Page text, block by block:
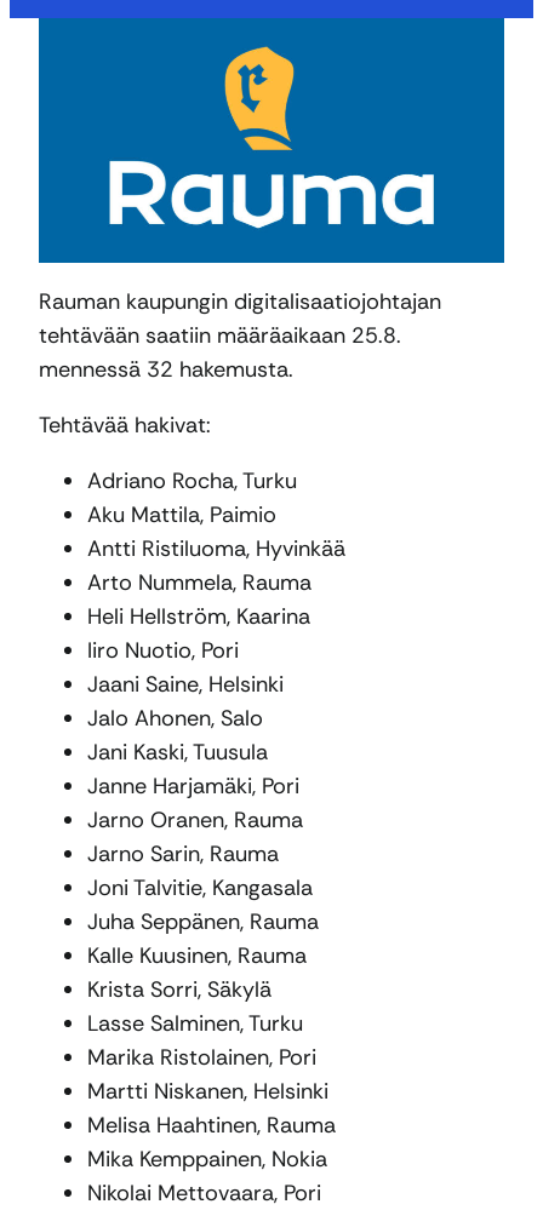
Rauman kaupungin digitalisaatiojohtajan
tehtävään saatiin määräaikaan 25.8.
mennessä 32 hakemusta.
Tehtävää hakivat:
Adriano Rocha, Turku
Aku Mattila, Paimio
Antti Ristiluoma, Hyvinkää
Arto Nummela, Rauma
Heli Hellström, Kaarina
Iiro Nuotio, Pori
Jaani Saine, Helsinki
Jalo Ahonen, Salo
Jani Kaski, Tuusula
Janne Harjamäki, Pori
Jarno Oranen, Rauma
Jarno Sarin, Rauma
Joni Talvitie, Kangasala
Juha Seppänen, Rauma
Kalle Kuusinen, Rauma
Krista Sorri, Säkylä
Lasse Salminen, Turku
Marika Ristolainen, Pori
Martti Niskanen, Helsinki
Melisa Haahtinen, Rauma
Mika Kemppainen, Nokia
Nikolai Mettovaara, Pori